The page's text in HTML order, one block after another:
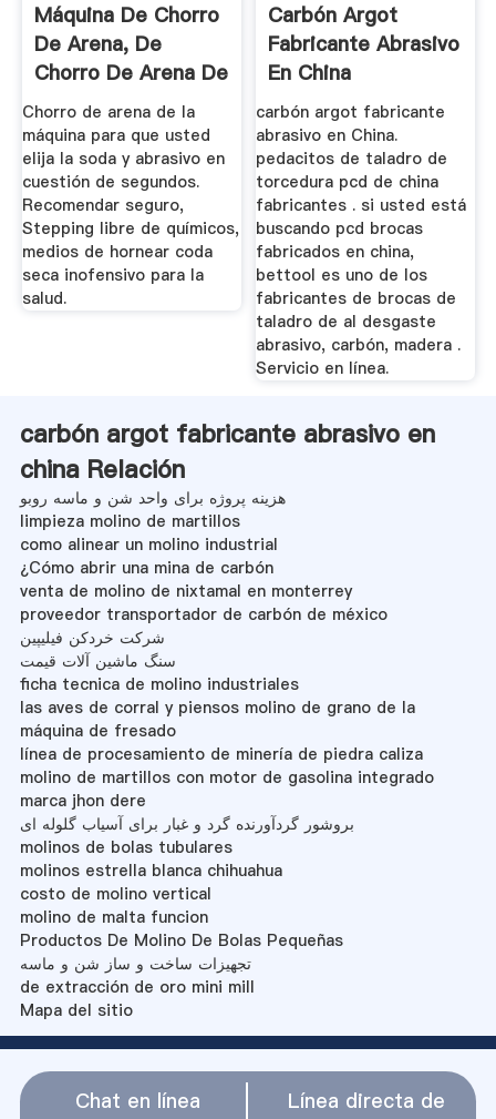
Máquina De Chorro
De Arena, De
Chorro De Arena De
China ...
Chorro de arena de la
máquina para que usted
elija la soda y abrasivo en
cuestión de segundos.
Recomendar seguro,
Stepping libre de químicos,
medios de hornear coda
seca inofensivo para la
salud.
Carbón Argot
Fabricante Abrasivo
En China
carbón argot fabricante
abrasivo en China.
pedacitos de taladro de
torcedura pcd de china
fabricantes . si usted está
buscando pcd brocas
fabricados en china,
bettool es uno de los
fabricantes de brocas de
taladro de al desgaste
abrasivo, carbón, madera .
Servicio en línea.
carbón argot fabricante abrasivo en
china Relación
هزینه پروژه برای واحد شن و ماسه روبو
limpieza molino de martillos
como alinear un molino industrial
¿Cómo abrir una mina de carbón
venta de molino de nixtamal en monterrey
proveedor transportador de carbón de méxico
شرکت خردکن فیلیپین
سنگ ماشین آلات قیمت
ficha tecnica de molino industriales
las aves de corral y piensos molino de grano de la
máquina de fresado
línea de procesamiento de minería de piedra caliza
molino de martillos con motor de gasolina integrado
marca jhon dere
بروشور گردآورنده گرد و غبار برای آسیاب گلوله ای
molinos de bolas tubulares
molinos estrella blanca chihuahua
costo de molino vertical
molino de malta funcion
Productos De Molino De Bolas Pequeñas
تجهیزات ساخت و ساز شن و ماسه
de extracción de oro mini mill
Mapa del sitio
Chat en línea Línea directa de